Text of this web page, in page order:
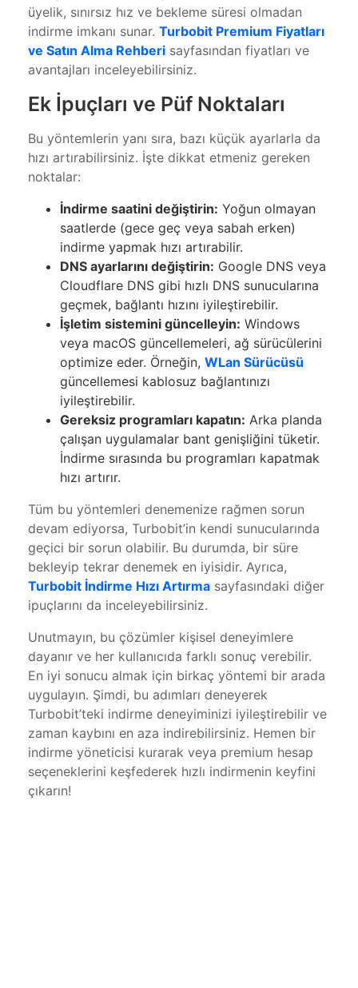
üyelik, sınırsız hız ve bekleme süresi olmadan
indirme imkanı sunar. Turbobit Premium Fiyatları
ve Satın Alma Rehberi sayfasından fiyatları ve
avantajları inceleyebilirsiniz.
Ek İpuçları ve Püf Noktaları
Bu yöntemlerin yanı sıra, bazı küçük ayarlarla da
hızı artırabilirsiniz. İşte dikkat etmeniz gereken
noktalar:
İndirme saatini değiştirin: Yoğun olmayan
saatlerde (gece geç veya sabah erken)
indirme yapmak hızı artırabilir.
DNS ayarlarını değiştirin: Google DNS veya
Cloudflare DNS gibi hızlı DNS sunucularına
geçmek, bağlantı hızını iyileştirebilir.
İşletim sistemini güncelleyin: Windows
veya macOS güncellemeleri, ağ sürücülerini
optimize eder. Örneğin, WLan Sürücüsü
güncellemesi kablosuz bağlantınızı
iyileştirebilir.
Gereksiz programları kapatın: Arka planda
çalışan uygulamalar bant genişliğini tüketir.
İndirme sırasında bu programları kapatmak
hızı artırır.
Tüm bu yöntemleri denemenize rağmen sorun
devam ediyorsa, Turbobit’in kendi sunucularında
geçici bir sorun olabilir. Bu durumda, bir süre
bekleyip tekrar denemek en iyisidir. Ayrıca,
Turbobit İndirme Hızı Artırma sayfasındaki diğer
ipuçlarını da inceleyebilirsiniz.
Unutmayın, bu çözümler kişisel deneyimlere
dayanır ve her kullanıcıda farklı sonuç verebilir.
En iyi sonucu almak için birkaç yöntemi bir arada
uygulayın. Şimdi, bu adımları deneyerek
Turbobit’teki indirme deneyiminizi iyileştirebilir ve
zaman kaybını en aza indirebilirsiniz. Hemen bir
indirme yöneticisi kurarak veya premium hesap
seçeneklerini keşfederek hızlı indirmenin keyfini
çıkarın!